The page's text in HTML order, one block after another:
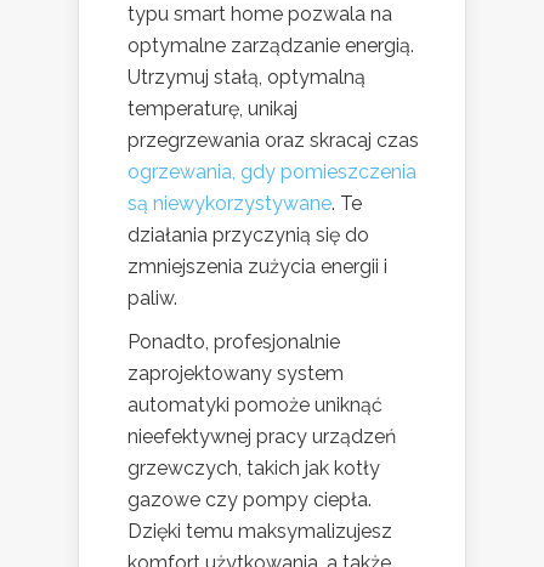
typu smart home pozwala na
optymalne zarządzanie energią.
Utrzymuj stałą, optymalną
temperaturę, unikaj
przegrzewania oraz skracaj czas
ogrzewania, gdy pomieszczenia
są niewykorzystywane. Te
działania przyczynią się do
zmniejszenia zużycia energii i
paliw.
Ponadto, profesjonalnie
zaprojektowany system
automatyki pomoże uniknąć
nieefektywnej pracy urządzeń
grzewczych, takich jak kotły
gazowe czy pompy ciepła.
Dzięki temu maksymalizujesz